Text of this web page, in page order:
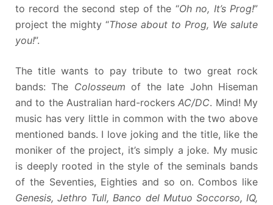
to record the second step of the “Oh no, It’s Prog!”
project the mighty “Those about to Prog, We salute
you!”.
The title wants to pay tribute to two great rock
bands: The Colosseum of the late John Hiseman
and to the Australian hard-rockersAC/DC. Mind! My
music has very little in common with the two above
mentioned bands. I love joking and the title, like the
moniker of the project, it’s simply a joke. My music
is deeply rooted in the style of the seminals bands
of the Seventies, Eighties and so on. Combos like
Genesis, Jethro Tull, Banco del Mutuo Soccorso, IQ,